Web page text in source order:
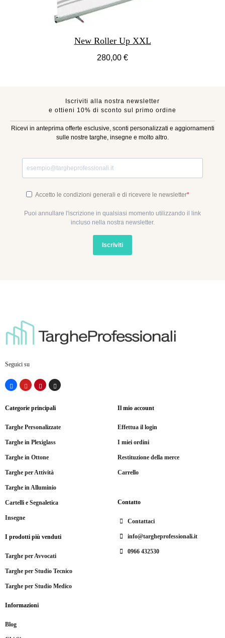
New Roller Up XXL
280,00 €
Iscriviti alla nostra newsletter
e ottieni 10% di sconto sul primo ordine
Ricevi in anteprima offerte esclusive, sconti personalizzati e aggiornamenti
sulle nostre targhe, insegne e molto altro.
Accetto le condizioni generali e di ricevere le newsletter
Puoi annullare l'iscrizione in qualsiasi momento utilizzando il link
incluso nella nostra newsletter.
Iscriviti
Seguici su
Categorie principali
Targhe Personalizzate
Targhe in Plexiglass
Targhe in Ottone
Targhe per Attività
Targhe in Alluminio
Cartelli e Segnaletica
Insegne
I prodotti più venduti
Targhe per Avvocati
Targhe per Studio Tecnico
Targhe per Studio Medico
Il mio account
Effettua il login
I miei ordini
Restituzione della merce
Carrello
Contatto
Contattaci
info@targheprofessionali.it
0966 432530
Informazioni
Blog